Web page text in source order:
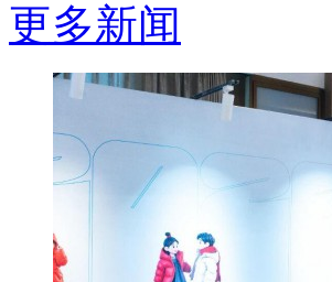
更多新闻